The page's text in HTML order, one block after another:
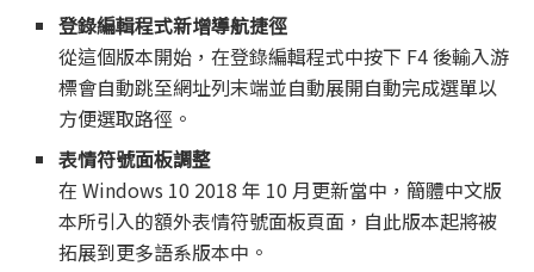
登錄編輯程式新增導航捷徑
從這個版本開始，在登錄編輯程式中按下 F4 後輸入游
標會自動跳至網址列末端並自動展開自動完成選單以
方便選取路徑。
表情符號面板調整
在 Windows 10 2018 年 10 月更新當中，簡體中文版
本所引入的額外表情符號面板頁面，自此版本起將被
拓展到更多語系版本中。